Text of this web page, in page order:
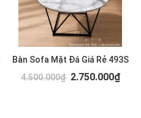
Bàn Sofa Mặt Đá Giá Rẻ 493S
4.500.000₫ 2.750.000₫